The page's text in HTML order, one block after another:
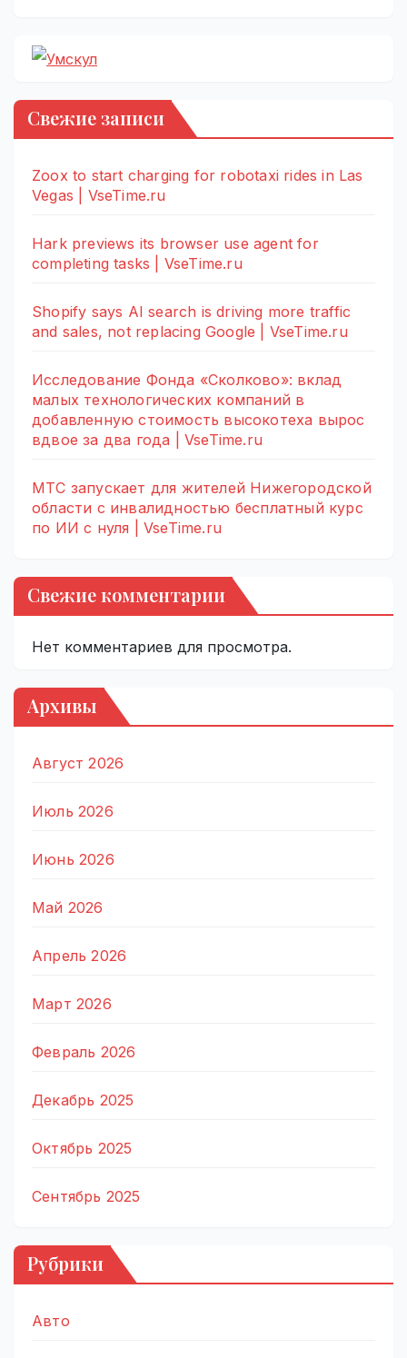
Свежие записи
Zoox to start charging for robotaxi rides in Las
Vegas | VseTime.ru
Hark previews its browser use agent for
completing tasks | VseTime.ru
Shopify says AI search is driving more traffic
and sales, not replacing Google | VseTime.ru
Исследование Фонда «Сколково»: вклад
малых технологических компаний в
добавленную стоимость высокотеха вырос
вдвое за два года | VseTime.ru
МТС запускает для жителей Нижегородской
области с инвалидностью бесплатный курс
по ИИ с нуля | VseTime.ru
Свежие комментарии
Нет комментариев для просмотра.
Архивы
Август 2026
Июль 2026
Июнь 2026
Май 2026
Апрель 2026
Март 2026
Февраль 2026
Декабрь 2025
Октябрь 2025
Сентябрь 2025
Рубрики
Авто